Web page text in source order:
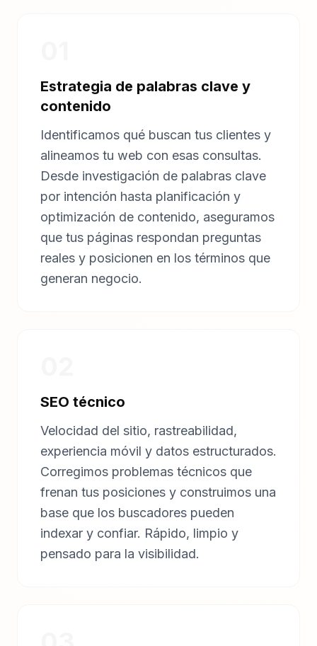
Estrategia de palabras clave y
contenido
Identificamos qué buscan tus clientes y
alineamos tu web con esas consultas.
Desde investigación de palabras clave
por intención hasta planificación y
optimización de contenido, aseguramos
que tus páginas respondan preguntas
reales y posicionen en los términos que
generan negocio.
SEO técnico
Velocidad del sitio, rastreabilidad,
experiencia móvil y datos estructurados.
Corregimos problemas técnicos que
frenan tus posiciones y construimos una
base que los buscadores pueden
indexar y confiar. Rápido, limpio y
pensado para la visibilidad.